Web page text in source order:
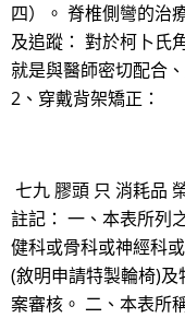
四）。 脊椎側彎的治
及追蹤： 對於柯卜氏
就是與醫師密切配合
2、穿戴背架矯正：
七九 膠頭 只 消耗品
註記： 一、本表所列
健科或骨科或神經科
(敘明申請特製輪椅)
案審核。 二、本表所